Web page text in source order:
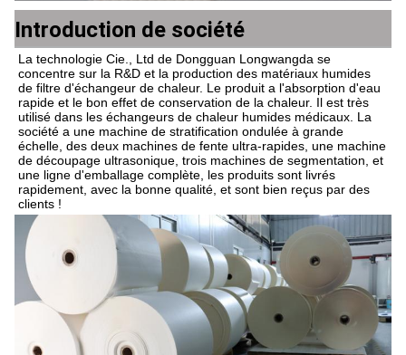
Introduction de société
La technologie Cie., Ltd de Dongguan Longwangda se
concentre sur la R&D et la production des matériaux humides
de filtre d'échangeur de chaleur. Le produit a l'absorption d'eau
rapide et le bon effet de conservation de la chaleur. Il est très
utilisé dans les échangeurs de chaleur humides médicaux. La
société a une machine de stratification ondulée à grande
échelle, des deux machines de fente ultra-rapides, une machine
de découpage ultrasonique, trois machines de segmentation, et
une ligne d'emballage complète, les produits sont livrés
rapidement, avec la bonne qualité, et sont bien reçus par des
clients !